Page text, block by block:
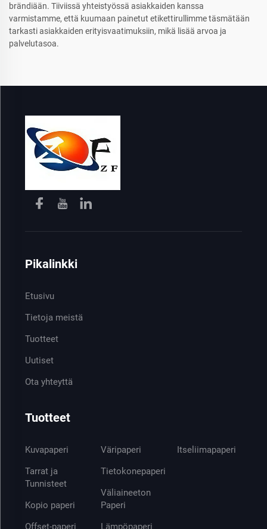
brändiään. Tiiviissä yhteistyössä asiakkaiden kanssa
varmistamme, että kuumaan painetut etikettirullimme täsmätään
tarkasti asiakkaiden erityisvaatimuksiin, mikä lisää arvoa ja
palvelutasoa.
Pikalinkki
Etusivu
Tietoja meistä
Tuotteet
Uutiset
Ota yhteyttä
Tuotteet
Kuvapaperi
Tarrat ja
Tunnisteet
Kopio paperi
Offset-paperi
Väripaperi
Tietokonepaperi
Väliaineeton
Paperi
Lämpöpaperi
Itseliimapaperi